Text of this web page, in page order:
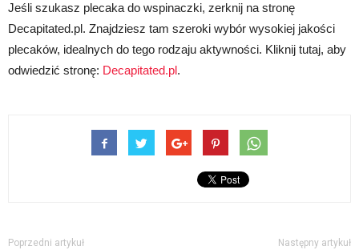
Jeśli szukasz plecaka do wspinaczki, zerknij na stronę
Decapitated.pl. Znajdziesz tam szeroki wybór wysokiej jakości
plecaków, idealnych do tego rodzaju aktywności. Kliknij tutaj, aby
odwiedzić stronę: Decapitated.pl.
Poprzedni artykuł Następny artykuł